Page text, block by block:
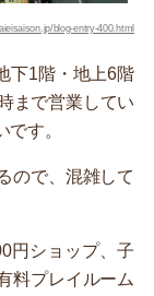
blog-entry-400.html
下1階・地上6階
まで営業してい
す。
ので、混雑して
円ショップ、子
料プレイルーム